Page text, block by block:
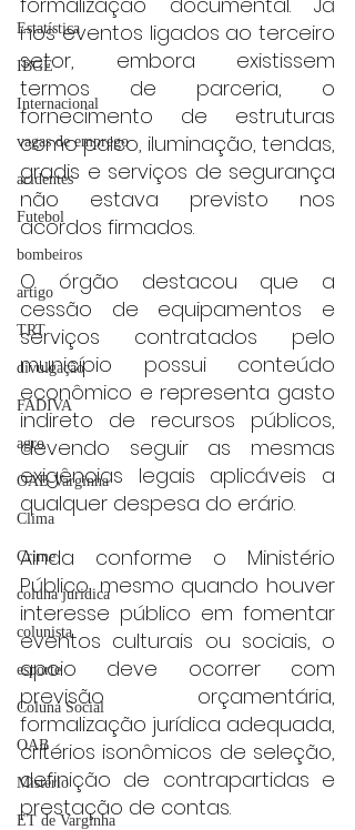
Estatística
IBGE
Internacional
vagas de emprego
acidentes
Futebol
bombeiros
artigo
TRT
divulgação
FADIVA
agro
OAB Varginha
Clima
Crime
coluna juridica
colunista
esporte
Coluna Social
OAB
Mistério
ET de Varginha
nos eventos ligados ao terceiro
setor, embora existissem
termos de parceria, o
fornecimento de estruturas
como palco, iluminação, tendas,
gradis e serviços de segurança
não estava previsto nos
acordos firmados.
O órgão destacou que a
cessão de equipamentos e
serviços contratados pelo
município possui conteúdo
econômico e representa gasto
indireto de recursos públicos,
devendo seguir as mesmas
exigências legais aplicáveis a
qualquer despesa do erário.
Ainda conforme o Ministério
Público, mesmo quando houver
interesse público em fomentar
eventos culturais ou sociais, o
apoio deve ocorrer com
previsão orçamentária,
formalização jurídica adequada,
critérios isonômicos de seleção,
definição de contrapartidas e
prestação de contas.